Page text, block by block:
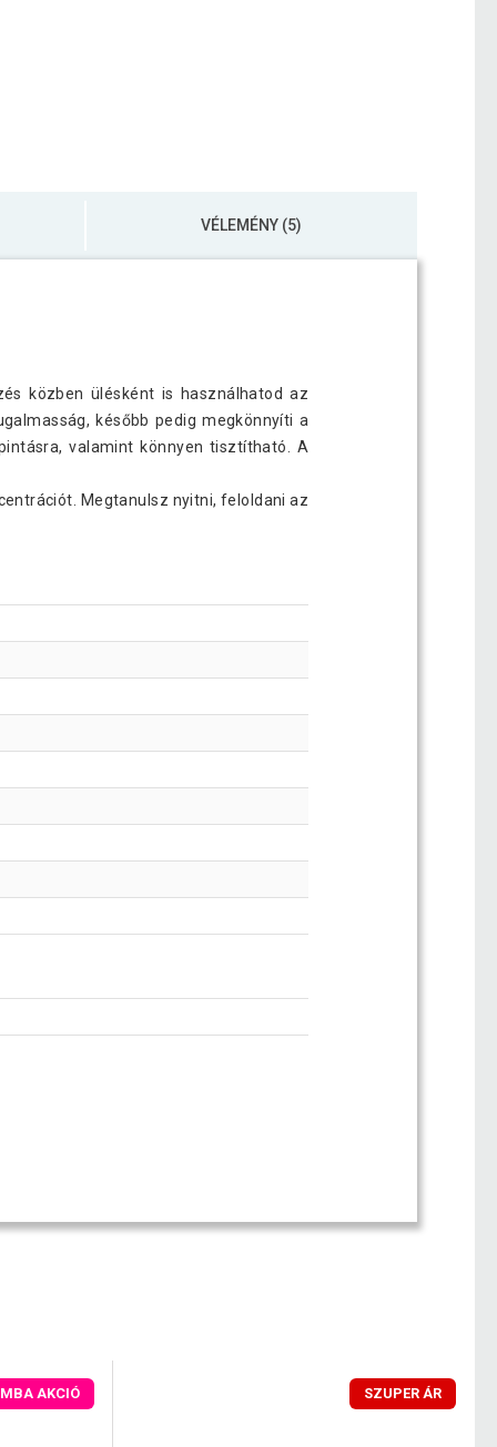
VÉLEMÉNY (5)
közben ülésként is használhatod az
később pedig megkönnyíti a
valamint könnyen tisztítható. A
Megtanulsz nyitni, feloldani az
AKCIÓ SZUPER ÁR